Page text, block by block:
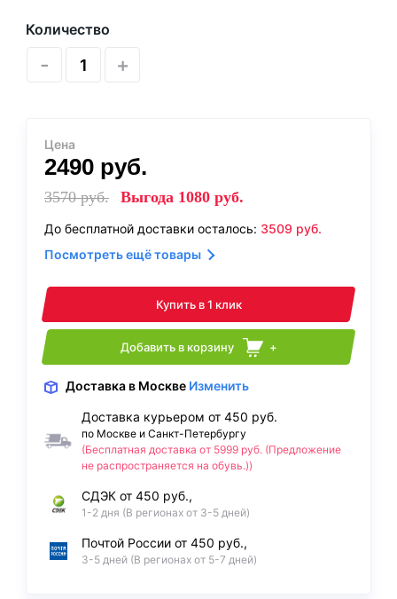
Количество
- +
Цена
2490 руб.
3570руб. Выгода 1080 руб.
До бесплатной доставки осталось: 3509 руб.
Посмотреть ещё товары
Купить в 1 клик
Добавить в корзину +
Доставка в Москве Изменить
Доставка курьером от 450 руб.
по Москве и Санкт-Петербургу
(Бесплатная доставка от 5999 руб. (Предложение
не распространяется на обувь.))
СДЭК от 450 руб.,
1-2 дня (В регионах от 3-5 дней)
Почтой России от 450 руб.,
3-5 дней (В регионах от 5-7 дней)